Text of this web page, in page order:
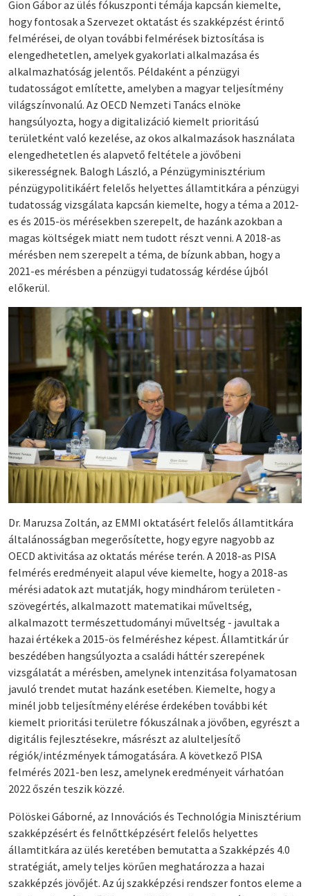
Gion Gábor az ülés fókuszponti témája kapcsán kiemelte,
hogy fontosak a Szervezet oktatást és szakképzést érintő
felmérései, de olyan további felmérések biztosítása is
elengedhetetlen, amelyek gyakorlati alkalmazása és
alkalmazhatóság jelentős. Példaként a pénzügyi
tudatosságot említette, amelyben a magyar teljesítmény
világszínvonalú. Az OECD Nemzeti Tanács elnöke
hangsúlyozta, hogy a digitalizáció kiemelt prioritású
területként való kezelése, az okos alkalmazások használata
elengedhetetlen és alapvető feltétele a jövőbeni
sikerességnek. Balogh László, a Pénzügyminisztérium
pénzügypolitikáért felelős helyettes államtitkára a pénzügyi
tudatosság vizsgálata kapcsán kiemelte, hogy a téma a 2012-
es és 2015-ös mérésekben szerepelt, de hazánk azokban a
magas költségek miatt nem tudott részt venni. A 2018-as
mérésben nem szerepelt a téma, de bízunk abban, hogy a
2021-es mérésben a pénzügyi tudatosság kérdése újból
előkerül.
Dr. Maruzsa Zoltán, az EMMI oktatásért felelős államtitkára
általánosságban megerősítette, hogy egyre nagyobb az
OECD aktivitása az oktatás mérése terén. A 2018-as PISA
felmérés eredményeit alapul véve kiemelte, hogy a 2018-as
mérési adatok azt mutatják, hogy mindhárom területen -
szövegértés, alkalmazott matematikai műveltség,
alkalmazott természettudományi műveltség - javultak a
hazai értékek a 2015-ös felméréshez képest. Államtitkár úr
beszédében hangsúlyozta a családi háttér szerepének
vizsgálatát a mérésben, amelynek intenzitása folyamatosan
javuló trendet mutat hazánk esetében. Kiemelte, hogy a
minél jobb teljesítmény elérése érdekében további két
kiemelt prioritási területre fókuszálnak a jövőben, egyrészt a
digitális fejlesztésekre, másrészt az alulteljesítő
régiók/intézmények támogatására. A következő PISA
felmérés 2021-ben lesz, amelynek eredményeit várhatóan
2022 őszén teszik közzé.
Pölöskei Gáborné, az Innovációs és Technológia Minisztérium
szakképzésért és felnőttképzésért felelős helyettes
államtitkára az ülés keretében bemutatta a Szakképzés 4.0
stratégiát, amely teljes körűen meghatározza a hazai
szakképzés jövőjét. Az új szakképzési rendszer fontos eleme a